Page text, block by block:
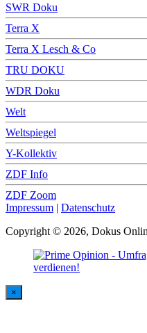
SWR Doku
Terra X
Terra X Lesch & Co
TRU DOKU
WDR Doku
Welt
Weltspiegel
Y-Kollektiv
ZDF Info
ZDF Zoom
Impressum | Datenschutz
Copyright © 2026, Dokus
×